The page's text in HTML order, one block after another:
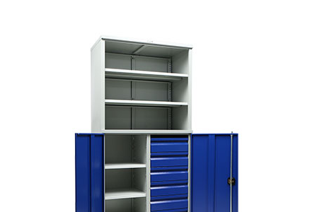
Металлическая мебель
Производственная мебель
Наши услуги
Сборка и монтаж